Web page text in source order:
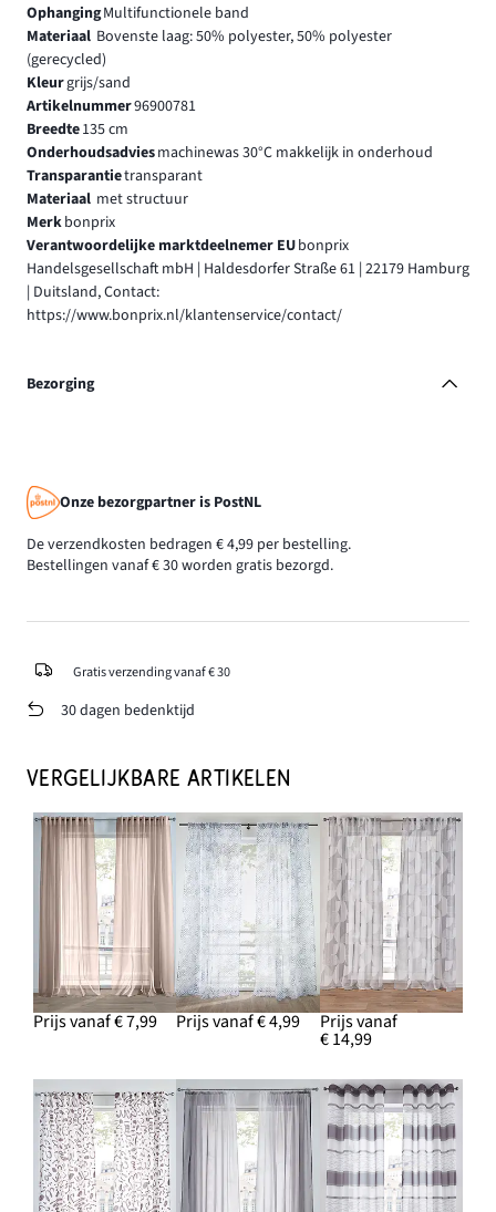
OphangingMultifunctionele band
Materiaal Bovenste laag: 50% polyester, 50% polyester
(gerecycled)
Kleurgrijs/sand
Artikelnummer96900781
Breedte135 cm
Onderhoudsadviesmachinewas 30°C makkelijk in onderhoud
Transparantietransparant
Materiaal met structuur
Merkbonprix
Verantwoordelijke marktdeelnemer EUbonprix
Handelsgesellschaft mbH | Haldesdorfer Straße 61 | 22179 Hamburg
| Duitsland, Contact:
https://www.bonprix.nl/klantenservice/contact/
Bezorging
Onze bezorgpartner is PostNL
De verzendkosten bedragen € 4,99 per bestelling.
Bestellingen vanaf € 30 worden gratis bezorgd.
Gratis verzending vanaf € 30
30 dagen bedenktijd
VERGELIJKBARE ARTIKELEN
Prijs vanaf € 7,99 Prijs vanaf € 4,99 Prijs vanaf
€ 14,99